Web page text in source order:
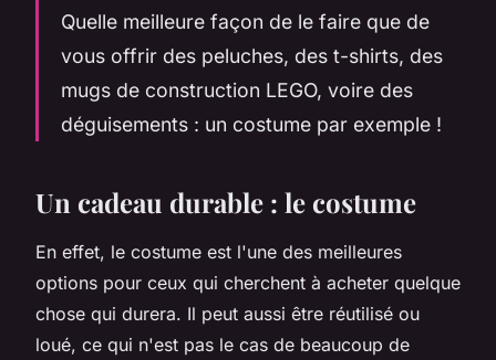
Quelle meilleure façon de le faire que de
vous offrir des peluches, des t-shirts, des
mugs de construction LEGO, voire des
déguisements : un costume par exemple !
Un cadeau durable : le costume
En effet, le costume est l'une des meilleures
options pour ceux qui cherchent à acheter quelque
chose qui durera. Il peut aussi être réutilisé ou
loué, ce qui n'est pas le cas de beaucoup de